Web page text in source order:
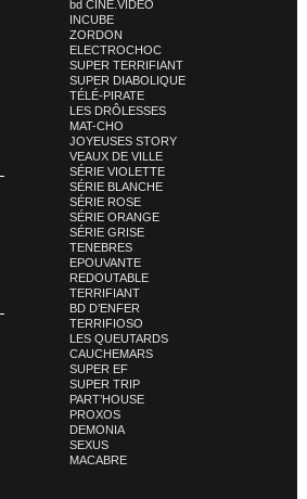
bd CINÉ.VIDÉO
INCUBE
ZORDON
ELECTROCHOC
SUPER TERRIFIANT
SUPER DIABOLIQUE
TÉLÉ-PIRATE
LES DRÔLESSES
MAT-CHO
JOYEUSES STORY
VEAUX DE VILLE
SÉRIE VIOLETTE
SÉRIE BLANCHE
SÉRIE ROSE
SÉRIE ORANGE
SÉRIE GRISE
TENEBRES
EPOUVANTE
REDOUTABLE
TERRIFIANT
BD D’ENFER
TERRIFIOSO
LES QUEUTARDS
CAUCHEMARS
SUPER EF
SUPER TRIP
PART’HOUSE
PROXOS
DEMONIA
SEXUS
MACABRE